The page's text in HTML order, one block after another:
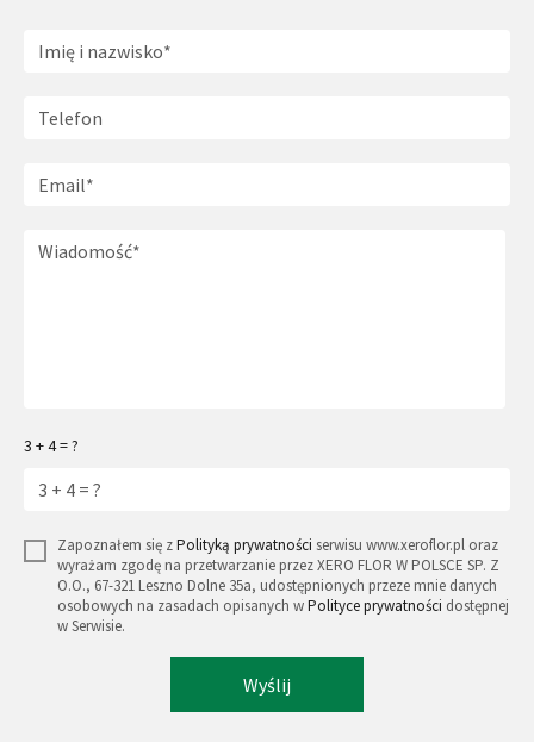
3 + 4 = ?
Zapoznałem się zPolityką prywatności serwisu www.xeroflor.pl oraz
wyrażam zgodę na przetwarzanie przez XERO FLOR W POLSCE SP. Z
O.O., 67-321 Leszno Dolne 35a, udostępnionych przeze mnie danych
osobowych na zasadach opisanych wPolityce prywatności dostępnej
w Serwisie.
Wyślij